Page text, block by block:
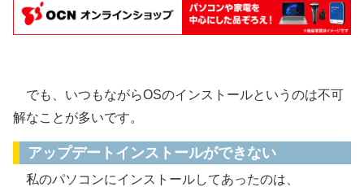
でも、いつもながらOSのインストールというのは不可
解なことが多いです。
アップデートインストールができない
私のパソコンにインストールしてあったのは、